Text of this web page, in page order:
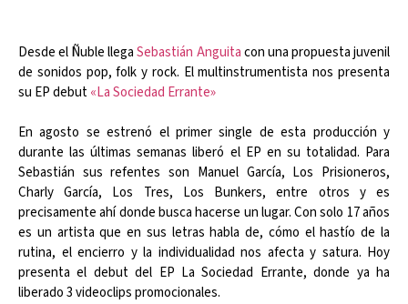
Desde el Ñuble llegaSebastián Anguitacon una propuesta juvenil
de sonidos pop, folk y rock. El multinstrumentista nos presenta
su EP debut«La Sociedad Errante»
En agosto se estrenó el primer single de esta producción y
durante las últimas semanas liberó el EP en su totalidad. Para
Sebastián sus refentes son Manuel García, Los Prisioneros,
Charly García, Los Tres, Los Bunkers, entre otros y es
precisamente ahí donde busca hacerse un lugar. Con solo 17 años
es un artista que en sus letras habla de, cómo el hastío de la
rutina, el encierro y la individualidad nos afecta y satura. Hoy
presenta el debut del EP La Sociedad Errante, donde ya ha
liberado 3 videoclips promocionales.